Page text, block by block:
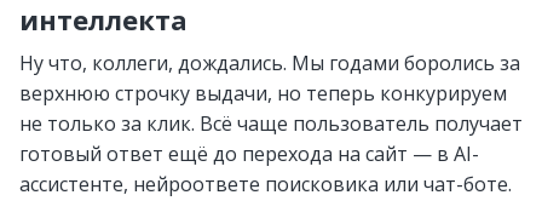
интеллекта
Ну что, коллеги, дождались. Мы годами боролись за
верхнюю строчку выдачи, но теперь конкурируем
не только за клик. Всё чаще пользователь получает
готовый ответ ещё до перехода на сайт — в AI-
ассистенте, нейроответе поисковика или чат-боте.